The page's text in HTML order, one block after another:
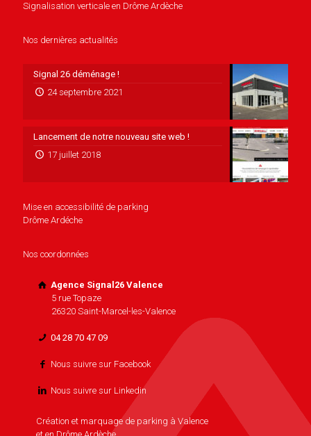
Signalisation verticale en Drôme Ardèche
Nos dernières actualités
Signal 26 déménage !
24 septembre 2021
Lancement de notre nouveau site web !
17 juillet 2018
Mise en accessibilité de parking
Drôme Ardéche
Nos coordonnées
Agence Signal26 Valence
5 rue Topaze
26320 Saint-Marcel-les-Valence
04 28 70 47 09
Nous suivre sur Facebook
Nous suivre sur Linkedin
Création et marquage de parking à Valence